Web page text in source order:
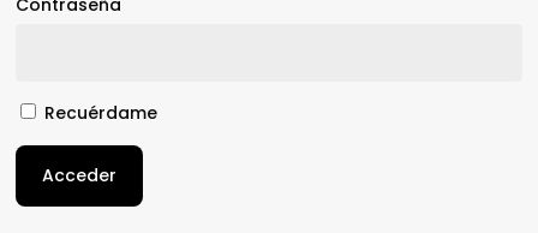
Recuérdame
Acceder